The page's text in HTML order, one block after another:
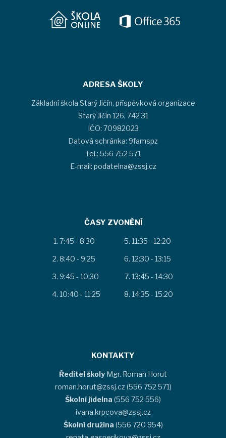
ADRESA ŠKOLY
Základní škola Starý Jičín, příspěvková organizace
Starý Jičín 126, 742 31
IČO: 70982023
Datová schránka: 9famspz
Tel.: 556 752 571
E-mail: podatelna@zssj.cz
ČASY ZVONĚNÍ
7:45 - 8:30
8:40 - 9:25
9:45 - 10:30
10:40 - 11:25
11:35 - 12:20
12:30 - 13:15
13:45 - 14:30
14:35 - 15:20
KONTAKTY
Ředitel školy Mgr. Roman Horut
roman.horut@zssj.cz (556 752 571)
Školní jídelna (556 752 556)
ivana.krpcova@zssj.cz
Školní družina (556 720 954)